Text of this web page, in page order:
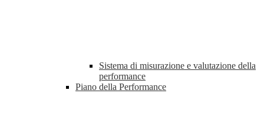
Sistema di misurazione e valutazione della
performance
Piano della Performance